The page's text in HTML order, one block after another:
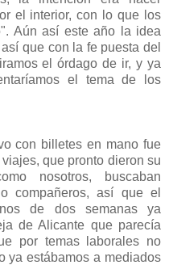
el interior, con lo que los
Aún así este año la idea
que con la fe puesta del
el órdago de ir, y ya
el tema de los
con billetes en mano fue
que pronto dieron su
nosotros, buscaban
compañeros, así que el
de dos semanas ya
de Alicante que parecía
por temas laborales no
ya estábamos a mediados